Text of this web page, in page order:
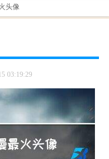
头像
03:19:29